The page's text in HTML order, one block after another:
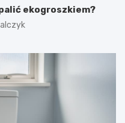
ekogroszkiem?